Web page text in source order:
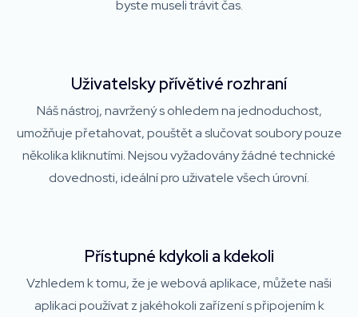
byste museli trávit čas.
Uživatelsky přívětivé rozhraní
Náš nástroj, navržený s ohledem na jednoduchost,
umožňuje přetahovat, pouštět a slučovat soubory pouze
několika kliknutími. Nejsou vyžadovány žádné technické
dovednosti, ideální pro uživatele všech úrovní.
Přístupné kdykoli a kdekoli
Vzhledem k tomu, že je webová aplikace, můžete naši
aplikaci používat z jakéhokoli zařízení s připojením k